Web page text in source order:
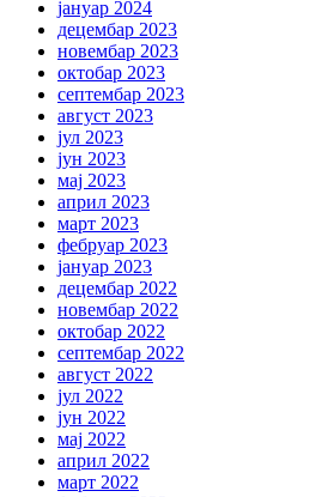
јануар 2024
децембар 2023
новембар 2023
октобар 2023
септембар 2023
август 2023
јул 2023
јун 2023
мај 2023
април 2023
март 2023
фебруар 2023
јануар 2023
децембар 2022
новембар 2022
октобар 2022
септембар 2022
август 2022
јул 2022
јун 2022
мај 2022
април 2022
март 2022